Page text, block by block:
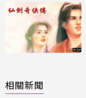
相關新聞